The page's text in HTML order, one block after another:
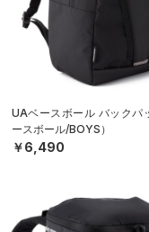
UAベースボール バックパ
ースボール/BOYS）
￥6,490